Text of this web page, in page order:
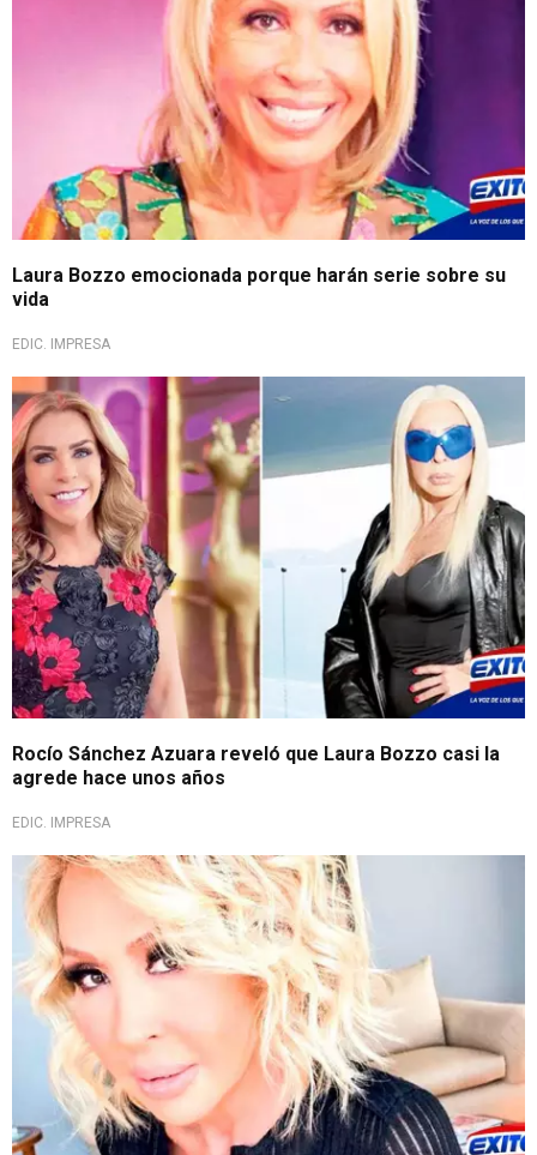
Laura Bozzo emocionada porque harán serie sobre su
vida
EDIC. IMPRESA
Rocío Sánchez Azuara reveló que Laura Bozzo casi la
agrede hace unos años
EDIC. IMPRESA